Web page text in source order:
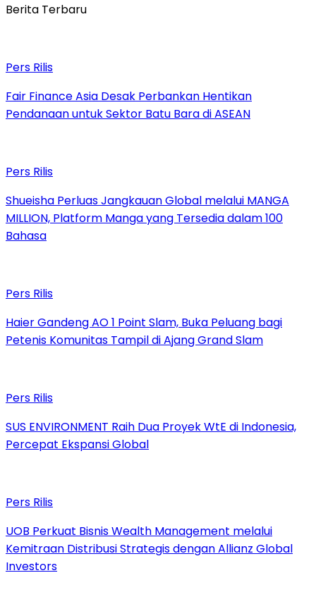
Berita Terbaru
Pers Rilis
Fair Finance Asia Desak Perbankan Hentikan
Pendanaan untuk Sektor Batu Bara di ASEAN
Pers Rilis
Shueisha Perluas Jangkauan Global melalui MANGA
MILLION, Platform Manga yang Tersedia dalam 100
Bahasa
Pers Rilis
Haier Gandeng AO 1 Point Slam, Buka Peluang bagi
Petenis Komunitas Tampil di Ajang Grand Slam
Pers Rilis
SUS ENVIRONMENT Raih Dua Proyek WtE di Indonesia,
Percepat Ekspansi Global
Pers Rilis
UOB Perkuat Bisnis Wealth Management melalui
Kemitraan Distribusi Strategis dengan Allianz Global
Investors